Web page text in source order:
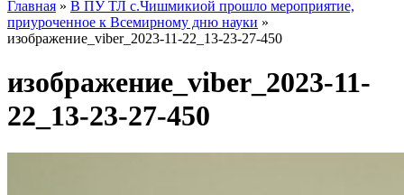
Главная » В ПУ ТЛ с.Чишмикиой прошло мероприятие,
приуроченное к Всемирному дню науки »
изображение_viber_2023-11-22_13-23-27-450
изображение_viber_2023-11-
22_13-23-27-450